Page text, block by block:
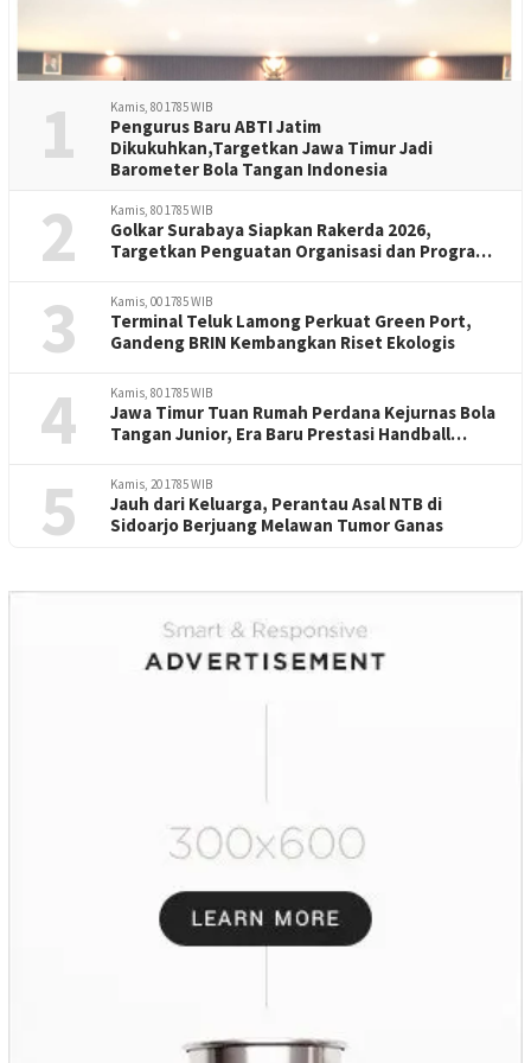
1 Kamis, 80 1785 WIB
Pengurus Baru ABTI Jatim
Dikukuhkan,Targetkan Jawa Timur Jadi
Barometer Bola Tangan Indonesia
2 Kamis, 80 1785 WIB
Golkar Surabaya Siapkan Rakerda 2026,
Targetkan Penguatan Organisasi dan Program
3 Kamis, 00 1785 WIB
Terminal Teluk Lamong Perkuat Green Port,
Gandeng BRIN Kembangkan Riset Ekologis
4 Kamis, 80 1785 WIB
Jawa Timur Tuan Rumah Perdana Kejurnas Bola
Tangan Junior, Era Baru Prestasi Handball
5 Kamis, 20 1785 WIB
Jauh dari Keluarga, Perantau Asal NTB di
Sidoarjo Berjuang Melawan Tumor Ganas